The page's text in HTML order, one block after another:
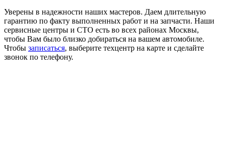
Уверены в надежности наших мастеров. Даем длительную
гарантию по факту выполненных работ и на запчасти. Наши
сервисные центры и СТО есть во всех районах Москвы,
чтобы Вам было близко добираться на вашем автомобиле.
Чтобы записаться, выберите техцентр на карте и сделайте
звонок по телефону.